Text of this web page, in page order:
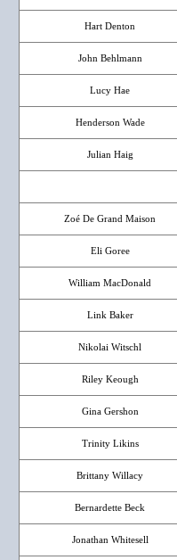
Hart Denton
John Behlmann
Lucy Hae
Henderson Wade
Julian Haig
Zoé De Grand Maison
Eli Goree
William MacDonald
Link Baker
Nikolai Witschl
Riley Keough
Gina Gershon
Trinity Likins
Brittany Willacy
Bernardette Beck
Jonathan Whitesell